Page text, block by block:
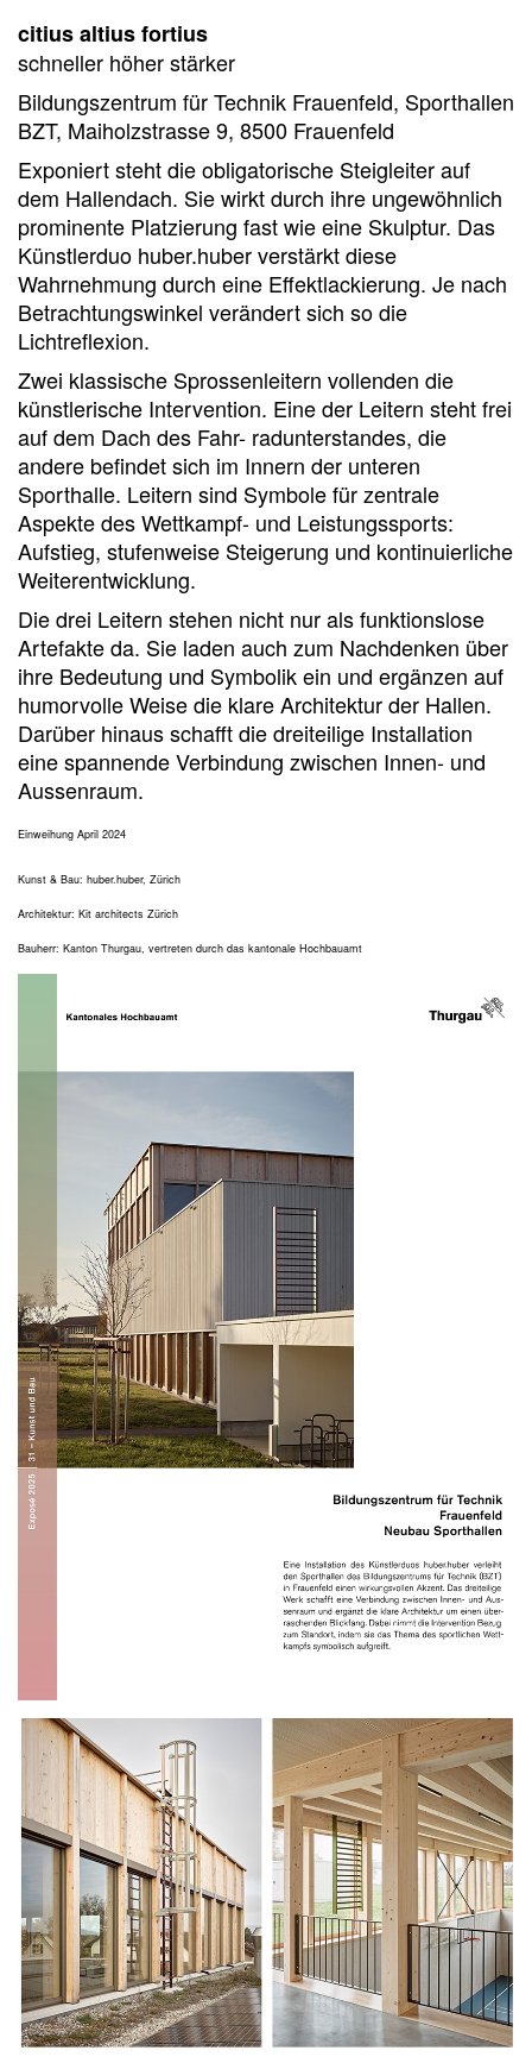
citius altius fortius
schneller höher stärker
Bildungszentrum für Technik Frauenfeld, Sporthallen
BZT, Maiholzstrasse 9, 8500 Frauenfeld
Exponiert steht die obligatorische Steigleiter auf
dem Hallendach. Sie wirkt durch ihre ungewöhnlich
prominente Platzierung fast wie eine Skulptur. Das
Künstlerduo huber.huber verstärkt diese
Wahrnehmung durch eine Effektlackierung. Je nach
Betrachtungswinkel verändert sich so die
Lichtreflexion.
Zwei klassische Sprossenleitern vollenden die
künstlerische Intervention. Eine der Leitern steht frei
auf dem Dach des Fahr- radunterstandes, die
andere befindet sich im Innern der unteren
Sporthalle. Leitern sind Symbole für zentrale
Aspekte des Wettkampf- und Leistungssports:
Aufstieg, stufenweise Steigerung und kontinuierliche
Weiterentwicklung.
Die drei Leitern stehen nicht nur als funktionslose
Artefakte da. Sie laden auch zum Nachdenken über
ihre Bedeutung und Symbolik ein und ergänzen auf
humorvolle Weise die klare Architektur der Hallen.
Darüber hinaus schafft die dreiteilige Installation
eine spannende Verbindung zwischen Innen- und
Aussenraum.
Einweihung April 2024
Kunst & Bau: huber.huber, Zürich
Architektur: Kit architects Zürich
Bauherr: Kanton Thurgau, vertreten durch das kantonale Hochbauamt